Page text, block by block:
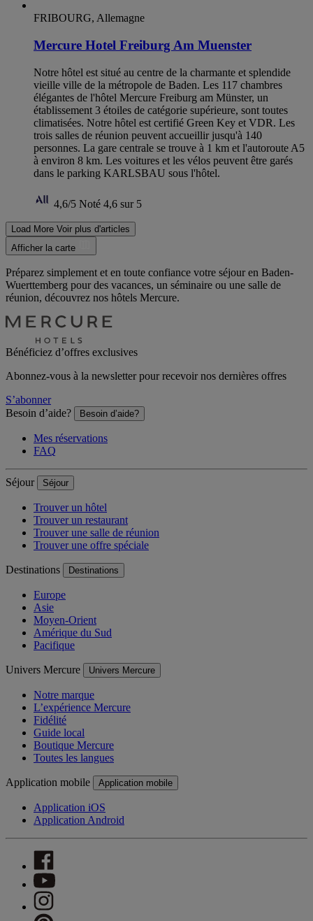
FRIBOURG, Allemagne
Mercure Hotel Freiburg Am Muenster
Notre hôtel est situé au centre de la charmante et splendide
vieille ville de la métropole de Baden. Les 117 chambres
élégantes de l'hôtel Mercure Freiburg am Münster, un
établissement 3 étoiles de catégorie supérieure, sont toutes
climatisées. Notre hôtel est certifié Green Key et VDR. Les
trois salles de réunion peuvent accueillir jusqu'à 140
personnes. La gare centrale se trouve à 1 km et l'autoroute A5
à environ 8 km. Les voitures et les vélos peuvent être garés
dans le parking KARLSBAU sous l'hôtel.
4,6/5 Noté 4,6 sur 5
Load More Voir plus d'articles
Afficher la carte
Préparez simplement et en toute confiance votre séjour en Baden-
Wuerttemberg pour des vacances, un séminaire ou une salle de
réunion, découvrez nos hôtels Mercure.
Bénéficiez d’offres exclusives
Abonnez-vous à la newsletter pour recevoir nos dernières offres
S’abonner
Besoin d’aide?
Besoin d’aide?
Mes réservations
FAQ
Séjour Séjour
Trouver un hôtel
Trouver un restaurant
Trouver une salle de réunion
Trouver une offre spéciale
Destinations Destinations
Europe
Asie
Moyen-Orient
Amérique du Sud
Pacifique
Univers Mercure Univers Mercure
Notre marque
L’expérience Mercure
Fidélité
Guide local
Boutique Mercure
Toutes les langues
Application mobile Application mobile
Application iOS
Application Android